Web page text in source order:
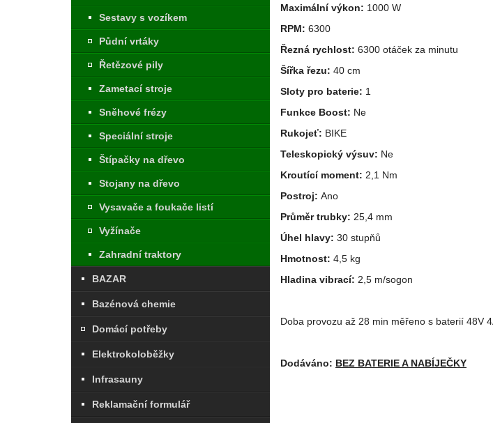
Sestavy s vozíkem
Půdní vrtáky
Řetězové pily
Zametací stroje
Sněhové frézy
Speciální stroje
Štípačky na dřevo
Stojany na dřevo
Vysavače a foukače listí
Vyžínače
Zahradní traktory
BAZAR
Bazénová chemie
Domácí potřeby
Elektrokoloběžky
Infrasauny
Reklamační formulář
Maximální výkon: 1000 W
RPM: 6300
Řezná rychlost: 6300 otáček za minutu
Šířka řezu: 40 cm
Sloty pro baterie: 1
Funkce Boost: Ne
Rukojeť: BIKE
Teleskopický výsuv: Ne
Kroutící moment: 2,1 Nm
Postroj: Ano
Průměr trubky: 25,4 mm
Úhel hlavy: 30 stupňů
Hmotnost: 4,5 kg
Hladina vibrací: 2,5 m/sogon
Doba provozu až 28 min měřeno s baterií 48V
Dodáváno: BEZ BATERIE A NABÍJEČKY